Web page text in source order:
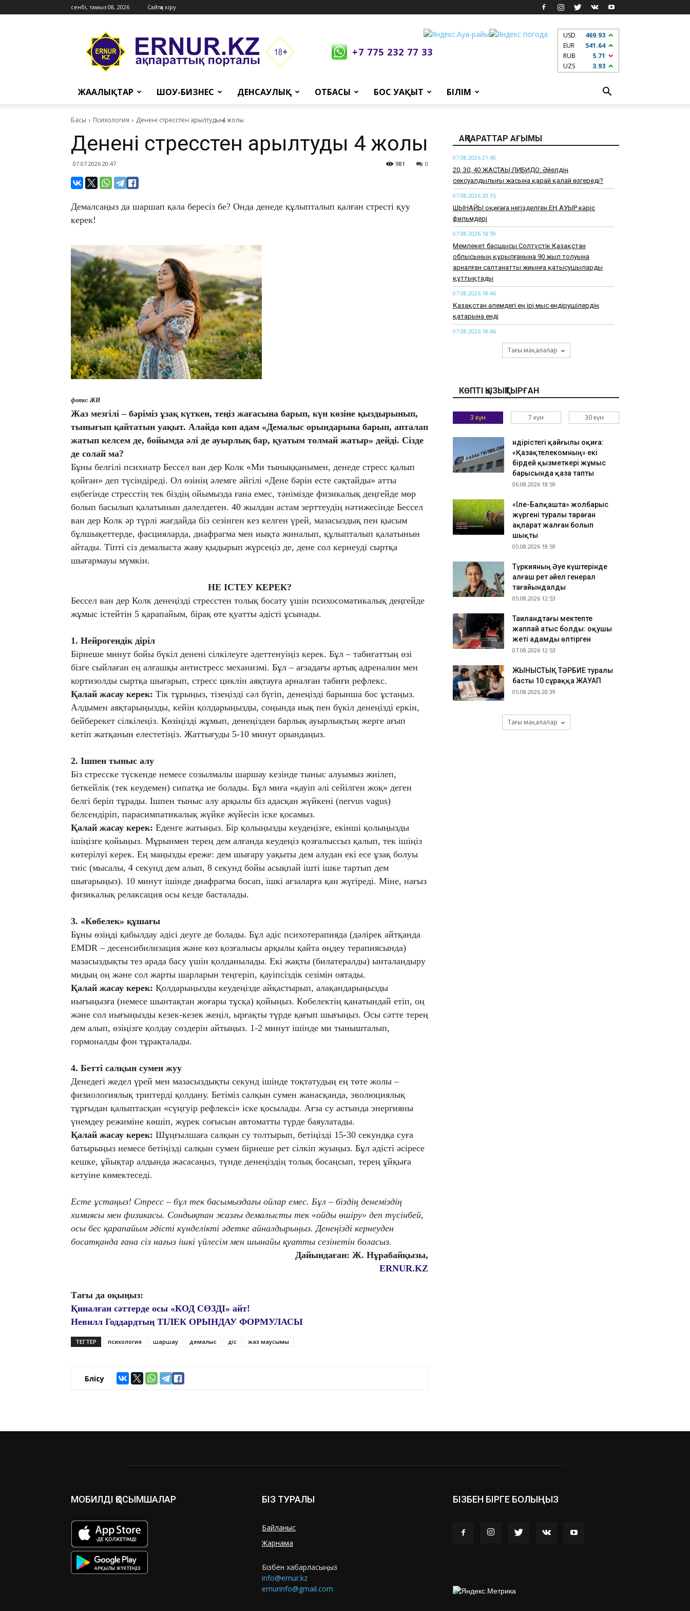
сенбі, тамыз 08, 2026 Сайтқа кіру
Ernur
Press
+7 775 232 77 33
USD
469.93
EUR
541.64
RUB
5.71
UZS
3.93
ЖАҢАЛЫҚТАР ШОУ-БИЗНЕС ДЕНСАУЛЫҚ ОТБАСЫ БОС УАҚЫТ БІЛІМ
Басы Психология ​Денені стресстен арылтудың 4 жолы
​Денені стресстен арылтудың 4 жолы
07.07.2026 20:47 0
981
Демалсаңыз да шаршап қала бересіз бе? Онда денеде құлыпталып қалған стресті қуу
керек!
фото: ЖИ
Жаз мезгілі – бәріміз ұзақ күткен, теңіз жағасына барып, күн көзіне қыздырынып,
тынығып қайтатын уақыт. Алайда көп адам «Демалыс орындарына барып, апталап
жатып келсем де, бойымда әлі де ауырлық бар, қуатым толмай жатыр» дейді. Сізде
де солай ма?
Бұны белгілі психиатр Бессел ван дер Колк «Ми тыныққанымен, денеде стресс қалып
қойған» деп түсіндіреді. Ол өзінің әлемге әйгілі «Дене бәрін есте сақтайды» атты
еңбегінде стресстің тек біздің ойымызда ғана емес, тәнімізде физикалық деңгейде мөр
болып басылып қалатынын дәлелдеген. 40 жылдан астам зерттеудің нәтижесінде Бессел
ван дер Колк әр түрлі жағдайда біз сезінген кез келген үрей, мазасыздық пен қысым
бұлшықеттерде, фасцияларда, диафрагма мен иықта жиналып, құлыпталып қалатынын
айтады. Тіпті сіз демалыста жаяу қыдырып жүрсеңіз де, дене сол кернеуді сыртқа
шығармауы мүмкін.
НЕ ІСТЕУ КЕРЕК?
Бессел ван дер Колк денеңізді стресстен толық босату үшін психосоматикалық деңгейде
жұмыс істейтін 5 қарапайым, бірақ өте қуатты әдісті ұсынады.
1. Нейрогендік діріл
Бірнеше минут бойы бүкіл денені сілкілеуге әдеттенуіңіз керек. Бұл – табиғаттың өзі
бізге сыйлаған ең алғашқы антистресс механизмі. Бұл – ағзадағы артық адреналин мен
кортизолды сыртқа шығарып, стресс циклін аяқтауға арналған табиғи рефлекс.
Қалай жасау керек: Тік тұрыңыз, тізеңізді сәл бүгіп, денеңізді барынша бос ұстаңыз.
Алдымен аяқтарыңызды, кейін қолдарыңызды, соңында иық пен бүкіл денеңізді еркін,
бейберекет сілкілеңіз. Көзіңізді жұмып, денеңізден барлық ауырлықтың жерге ағып
кетіп жатқанын елестетіңіз. Жаттығуды 5-10 минут орындаңыз.
2. Ішпен тыныс алу
Біз стресске түскенде немесе созылмалы шаршау кезінде тыныс алуымыз жиілеп,
беткейлік (тек кеудемен) сипатқа ие болады. Бұл миға «қауіп әлі сейілген жоқ» деген
белгі беріп тұрады. Ішпен тыныс алу арқылы біз адасқан жүйкені (nervus vagus)
белсендіріп, парасимпатикалық жүйке жүйесін іске қосамыз.
Қалай жасау керек: Еденге жатыңыз. Бір қолыңызды кеудеңізге, екінші қолыңызды
ішіңізге қойыңыз. Мұрынмен терең дем алғанда кеудеңіз қозғалыссыз қалып, тек ішіңіз
көтерілуі керек. Ең маңызды ереже: дем шығару уақыты дем алудан екі есе ұзақ болуы
тиіс (мысалы, 4 секунд дем алып, 8 секунд бойы асықпай ішті ішке тартып дем
шығарыңыз). 10 минут ішінде диафрагма босап, ішкі ағзаларға қан жүгіреді. Міне, нағыз
физикалық релаксация осы кезде басталады.
3. «Көбелек» құшағы
Бұны өзіңді қабылдау әдісі деуге де болады. Бұл әдіс психотерапияда (дәлірек айтқанда
EMDR – десенсибилизация және көз қозғалысы арқылы қайта өңдеу терапиясында)
мазасыздықты тез арада басу үшін қолданылады. Екі жақты (билатералды) ынталандыру
мидың оң және сол жарты шарларын теңгеріп, қауіпсіздік сезімін оятады.
Қалай жасау керек: Қолдарыңызды кеудеңізде айқастырып, алақандарыңызды
иығыңызға (немесе шынтақтан жоғары тұсқа) қойыңыз. Көбелектің қанатындай етіп, оң
және сол иығыңызды кезек-кезек жеңіл, ырғақты түрде қағып шығыңыз. Осы сәтте терең
дем алып, өзіңізге қолдау сөздерін айтыңыз. 1-2 минут ішінде ми тынышталып,
гормоналды фон тұрақталады.
4. Бетті салқын сумен жуу
Денедегі жедел үрей мен мазасыздықты секунд ішінде тоқтатудың ең төте жолы –
физиологиялық триггерді қолдану. Бетіміз салқын сумен жанасқанда, эволюциялық
тұрғыдан қалыптасқан «сүңгуір рефлексі» іске қосылады. Ағза су астында энергияны
үнемдеу режиміне көшіп, жүрек соғысын автоматты түрде баяулатады.
Қалай жасау керек: Шұңғылшаға салқын су толтырып, бетіңізді 15-30 секундқа суға
батырыңыз немесе бетіңізді салқын сумен бірнеше рет сілкіп жуыңыз. Бұл әдісті әсіресе
кешке, ұйықтар алдында жасасаңыз, түнде денеңіздің толық босаңсып, терең ұйқыға
кетуіне көмектеседі.
Есте ұстаңыз! Стресс – бұл тек басымыздағы ойлар емес. Бұл – біздің денеміздің
химиясы мен физикасы. Сондықтан жазғы демалысты тек «ойды өшіру» деп түсінбей,
осы бес қарапайым әдісті күнделікті әдетке айналдырыңыз. Денеңізді кернеуден
босатқанда ғана сіз нағыз ішкі үйлесім мен шынайы қуатты сезінетін боласыз.
Дайындаған: Ж. Нұрабайқызы,
ERNUR.KZ
Тағы да оқыңыз:
Қиналған сәттерде осы «КОД СӨЗДІ» айт!
Невилл Годдардтың ТІЛЕК ОРЫНДАУ ФОРМУЛАСЫ
ТЕГТЕР психология шаршау демалыс әдіс жаз маусымы
Бөлісу
АҚПАРАТТАР АҒЫМЫ
07.08.2026 21:40
​20, 30, 40 ЖАСТАҒЫ ЛИБИДО: Әйелдің
сексуалдылығы жасына қарай қалай өзгереді?
07.08.2026 20:35
​ШЫНАЙЫ оқиғаға негізделген ЕҢ АУЫР кәріс
фильмдері
07.08.2026 18:59
Мемлекет басшысы Солтүстік Қазақстан
облысының құрылғанына 90 жыл толуына
арналған салтанатты жиынға қатысушыларды
құттықтады
07.08.2026 18:46
Қазақстан әлемдегі ең ірі мыс өндірушілердің
қатарына енді
07.08.2026 18:46
Марқұм Нұрай Серікбайдың туыстары
айыпталушыдан 10 миллиард теңге моральдық
«МузАРТ» тобының әншісі Кенжебек Жанәбілов
07.08.2026 18:20
әкелгендер әшкереленді
07.08.2026 18:07
Қазақстандық ескек есушілер Азия
чемпионатында 4 медаль жеңіп алды
Астанадан Омбыға әуе рейстері уақытша
тоқтатылды
07.08.2026 17:41
​Танымал курорттағы қорық қызметкерін
Тағы мақалалар
КӨПТІ ҚЫЗЫҚТЫРҒАН
3 күн 7 күн 30 күн
Өндірістегі қайғылы оқиға:
«Қазақтелекомның» екі
бірдей қызметкері жұмыс
барысында қаза тапты
06.08.2026 18:59
«Іле-Балқашта» жолбарыс
жүргені туралы тараған
ақпарат жалған болып
шықты
05.08.2026 18:59
Түркияның Әуе күштерінде
алғаш рет әйел генерал
тағайындалды
05.08.2026 12:53
Таиландтағы мектепте
жаппай атыс болды: оқушы
жеті адамды өлтірген
07.08.2026 12:53
ЖЫНЫСТЫҚ ТӘРБИЕ туралы
басты 10 сұраққа ЖАУАП
05.08.2026 20:39
Тағы мақалалар
МОБИЛДІ ҚОСЫМШАЛАР БІЗ ТУРАЛЫ
Байланыс
Жарнама
Бізбен хабарласыңыз
info@ernur.kz
ernurinfo@gmail.com
БІЗБЕН БІРГЕ БОЛЫҢЫЗ